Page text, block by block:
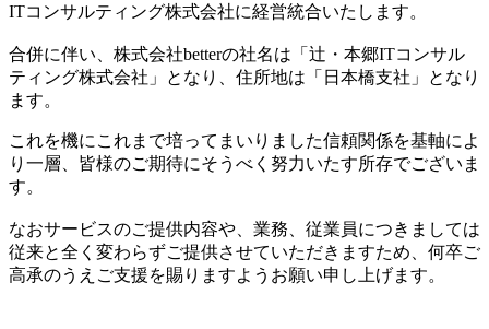
ITコンサルティング株式会社に経営統合いたします。
合併に伴い、株式会社betterの社名は「辻・本郷ITコンサル
ティング株式会社」となり、住所地は「日本橋支社」となり
ます。
これを機にこれまで培ってまいりました信頼関係を基軸によ
り一層、皆様のご期待にそうべく努力いたす所存でございま
す。
なおサービスのご提供内容や、業務、従業員につきましては
従来と全く変わらずご提供させていただきますため、何卒ご
高承のうえご支援を賜りますようお願い申し上げます。